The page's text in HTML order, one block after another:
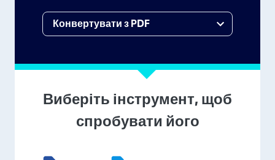
Виберіть інструмент, щоб
спробувати його